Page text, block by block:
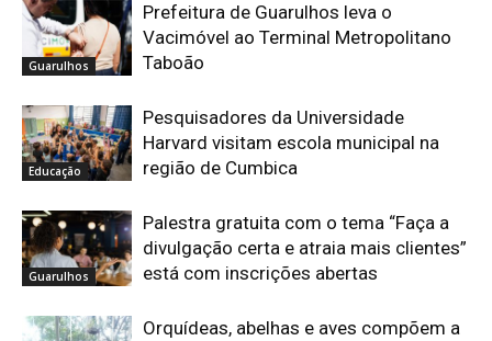
Guarulhos
Prefeitura de Guarulhos leva o
Vacimóvel ao Terminal Metropolitano
Taboão
Educação
Pesquisadores da Universidade
Harvard visitam escola municipal na
região de Cumbica
Guarulhos
Palestra gratuita com o tema “Faça a
divulgação certa e atraia mais clientes”
está com inscrições abertas
Orquídeas, abelhas e aves compõem a